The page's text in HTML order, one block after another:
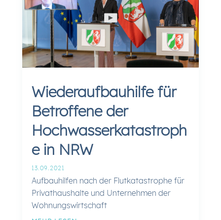
Wiederaufbauhilfe für
Betroffene der
Hochwasserkatastroph
e in NRW
13.09.2021
Aufbauhilfen nach der Flutkatastrophe für
Privathaushalte und Unternehmen der
Wohnungswirtschaft